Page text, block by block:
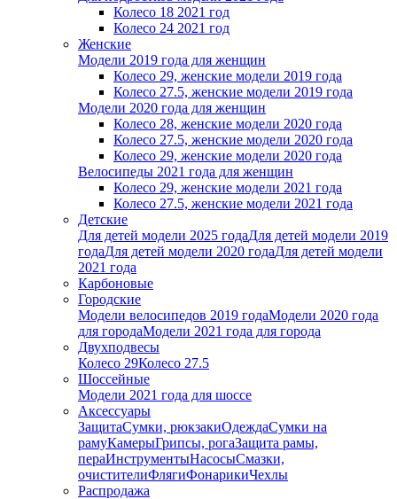
Колесо 18 2021 год
Колесо 24 2021 год
Женскиe
Модели 2019 года для женщин
Колесо 29, женские модели 2019 года
Колесо 27.5, женские модели 2019 года
Модели 2020 года для женщин
Колесо 28, женские модели 2020 года
Колесо 27.5, женские модели 2020 года
Колесо 29, женские модели 2020 года
Велосипеды 2021 года для женщин
Колесо 29, женские модели 2021 года
Колесо 27.5, женские модели 2021 года
Детские
Для детей модели 2025 годаДля детей модели 2019
годаДля детей модели 2020 годаДля детей модели
2021 года
Карбоновые
Городские
Модели велосипедов 2019 годаМодели 2020 года
для городаМодели 2021 года для города
Двухподвесы
Колесо 29Колесо 27.5
Шоссейные
Модели 2021 года для шоссе
Аксессуары
ЗащитаСумки, рюкзакиОдеждаСумки на
рамуКамерыГрипсы, рогаЗащита рамы,
пераИнструментыНасосыСмазки,
очистителиФлягиФонарикиЧехлы
Распродажа